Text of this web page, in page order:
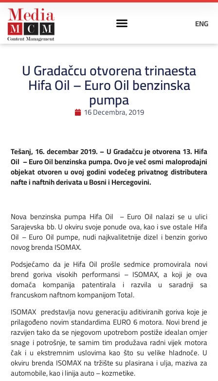
ENG
U Gradačcu otvorena trinaesta
Hifa Oil – Euro Oil benzinska
pumpa
16 Decembra, 2019
Tešanj, 16. decembar 2019. – U Gradačcu je otvorena 13. Hifa
Oil – Euro Oil benzinska pumpa. Ovo je već osmi maloprodajni
objekat otvoren u ovoj godini vodećeg privatnog distributera
nafte i naftnih derivata u Bosni i Hercegovini.
Nova benzinska pumpa Hifa Oil – Euro Oil nalazi se u ulici
Sarajevska bb. U okviru svoje ponude ova, kao i sve ostale Hifa
Oil – Euro Oil pumpe, nudi najkvalitetnije dizel i benzin gorivo
novog brenda ISOMAX.
Podsjećamo da je Hifa Oil prošle sedmice promovirala novi
brend goriva visokih performansi – ISOMAX, a koji je ova
domaća kompanija patentirala i razvila u saradnji sa
francuskom naftnom kompanijom Total.
ISOMAX predstavlja novu generaciju aditiviranih goriva koje je
prilagođeno novim standardima EURO 6 motora. Novi brend je
razvijen tako da se njegovom upotrebom postiže idealan omjer
snage i potrošnje, te samim tim produžava radni vijek motora
čak i u ekstremnim uslovima kao što su velike hladnoće. U
okviru brenda ISOMAX na tržište su plasirana i ulja, maziva za
automobile, kao i linija auto – kozmetike.